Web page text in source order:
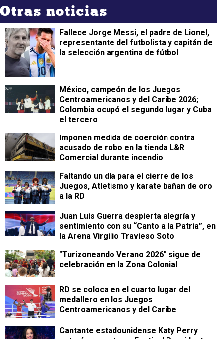
Otras noticias
Fallece Jorge Messi, el padre de Lionel,
representante del futbolista y capitán de
la selección argentina de fútbol
México, campeón de los Juegos
Centroamericanos y del Caribe 2026;
Colombia ocupó el segundo lugar y Cuba
el tercero
Imponen medida de coerción contra
acusado de robo en la tienda L&R
Comercial durante incendio
Faltando un día para el cierre de los
Juegos, Atletismo y karate bañan de oro
a la RD
Juan Luis Guerra despierta alegría y
sentimiento con su “Canto a la Patria”, en
la Arena Virgilio Travieso Soto
"Turizoneando Verano 2026" sigue de
celebración en la Zona Colonial
RD se coloca en el cuarto lugar del
medallero en los Juegos
Centroamericanos y del Caribe
Cantante estadounidense Katy Perry